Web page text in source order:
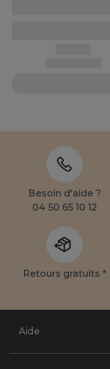
Besoin d'aide ?
04 50 65 10 12
Retours gratuits *
Aide